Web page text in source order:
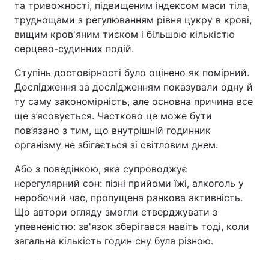
та тривожності, підвищеним індексом маси тіла,
труднощами з регулюванням рівня цукру в крові,
вищим кров'яним тиском і більшою кількістю
серцево-судинних подій.
Ступінь достовірності було оцінено як помірний.
Дослідження за дослідженням показували одну й
ту саму закономірність, але основна причина все
ще з’ясовується. Частково це може бути
пов’язано з тим, що внутрішній годинник
організму не збігається зі світловим днем.
Або з поведінкою, яка супроводжує
нерегулярний сон: пізні прийоми їжі, алкоголь у
неробочий час, пропущена ранкова активність.
Що автори огляду змогли стверджувати з
упевненістю: зв'язок зберігався навіть тоді, коли
загальна кількість годин сну була різною.